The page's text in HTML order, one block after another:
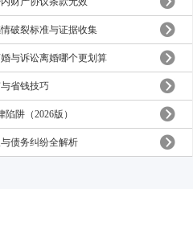
破裂标准与证据收集
与诉讼离婚哪个更划算
省钱技巧
阱（2026版）
债务纠纷全解析